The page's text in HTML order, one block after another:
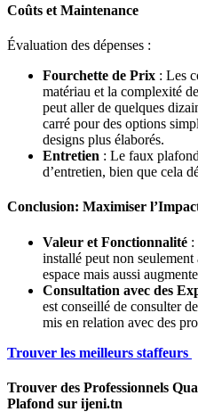
Coûts et Maintenance
Évaluation des dépenses :
Fourchette de Prix : Les
matériau et la complexité
peut aller de quelques
carré pour des options
designs plus élaborés.
Entretien : Le faux
d’entretien, bien que cela
Conclusion: Maximiser
Valeur et Fonctionnalité :
installé peut non
espace mais aussi
Consultation avec des
est conseillé de consulter
mis en relation avec des
Trouver les meilleurs staffeurs
Trouver des Professionnels
Plafond sur ijeni.tn